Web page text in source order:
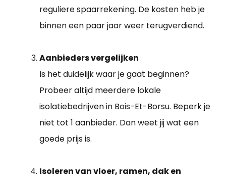
reguliere spaarrekening. De kosten heb je
binnen een paar jaar weer terugverdiend.
Aanbieders vergelijken
Is het duidelijk waar je gaat beginnen?
Probeer altijd meerdere lokale
isolatiebedrijven in Bois-Et-Borsu. Beperk je
niet tot 1 aanbieder. Dan weet jij wat een
goede prijs is.
Isoleren van vloer, ramen, dak en